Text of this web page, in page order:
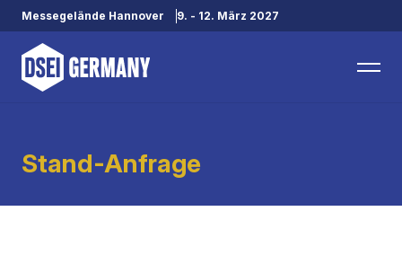
Messegelände Hannover 9. - 12. März 2027
Stand-Anfrage